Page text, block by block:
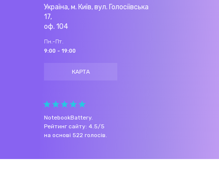
Україна, м. Київ, вул. Голосіївська
17,
оф. 104
Пн.-Пт.
9:00 - 19:00
КАРТА
NotebookBattery.
Рейтинг сайту: 4.5/5
на основі 522 голосів.